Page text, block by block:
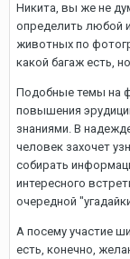
Никита, вы же не
определить любой
животных по
какой багаж есть,
Подобные темы на
повышения
знаниями. В
человек захочет
собирать
интересного
очередной
А посему участие
есть, конечно,